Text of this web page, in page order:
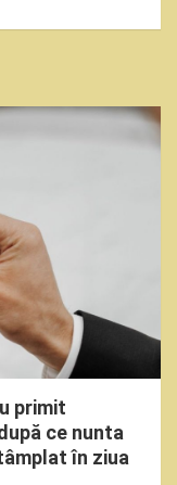
primit
ce nunta
în ziua